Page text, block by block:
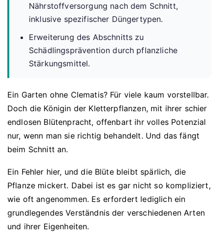
Nährstoffversorgung nach dem Schnitt,
inklusive spezifischer Düngertypen.
Erweiterung des Abschnitts zu
Schädlingsprävention durch pflanzliche
Stärkungsmittel.
Ein Garten ohne Clematis? Für viele kaum vorstellbar.
Doch die Königin der Kletterpflanzen, mit ihrer schier
endlosen Blütenpracht, offenbart ihr volles Potenzial
nur, wenn man sie richtig behandelt. Und das fängt
beim Schnitt an.
Ein Fehler hier, und die Blüte bleibt spärlich, die
Pflanze mickert. Dabei ist es gar nicht so kompliziert,
wie oft angenommen. Es erfordert lediglich ein
grundlegendes Verständnis der verschiedenen Arten
und ihrer Eigenheiten.